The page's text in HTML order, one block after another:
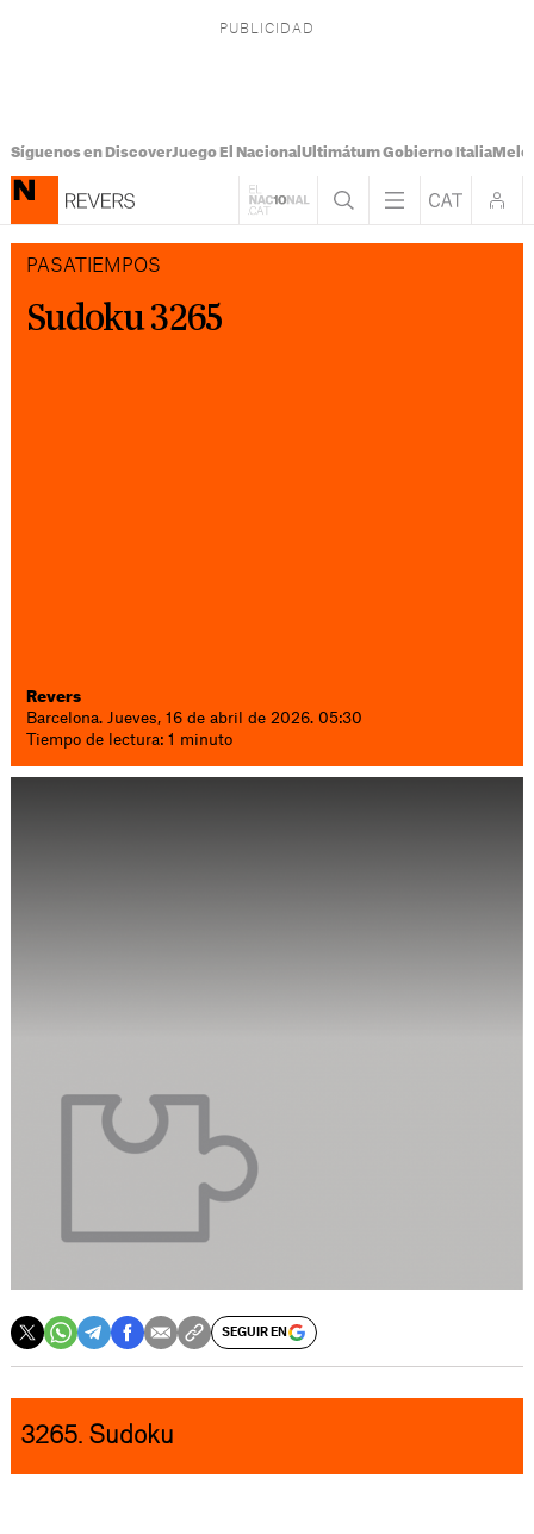
Síguenos en DiscoverJuego El Nacional Ultimátum Gobierno Italia
PASATIEMPOS
Sudoku 3265
Revers
Barcelona. Jueves, 16 de abril de 2026. 05:30
Tiempo de lectura: 1 minuto
SEGUIR EN